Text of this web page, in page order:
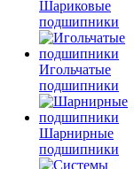
Шариковые
подшипники
Игольчатые
подшипники
Шарнирные
подшипники